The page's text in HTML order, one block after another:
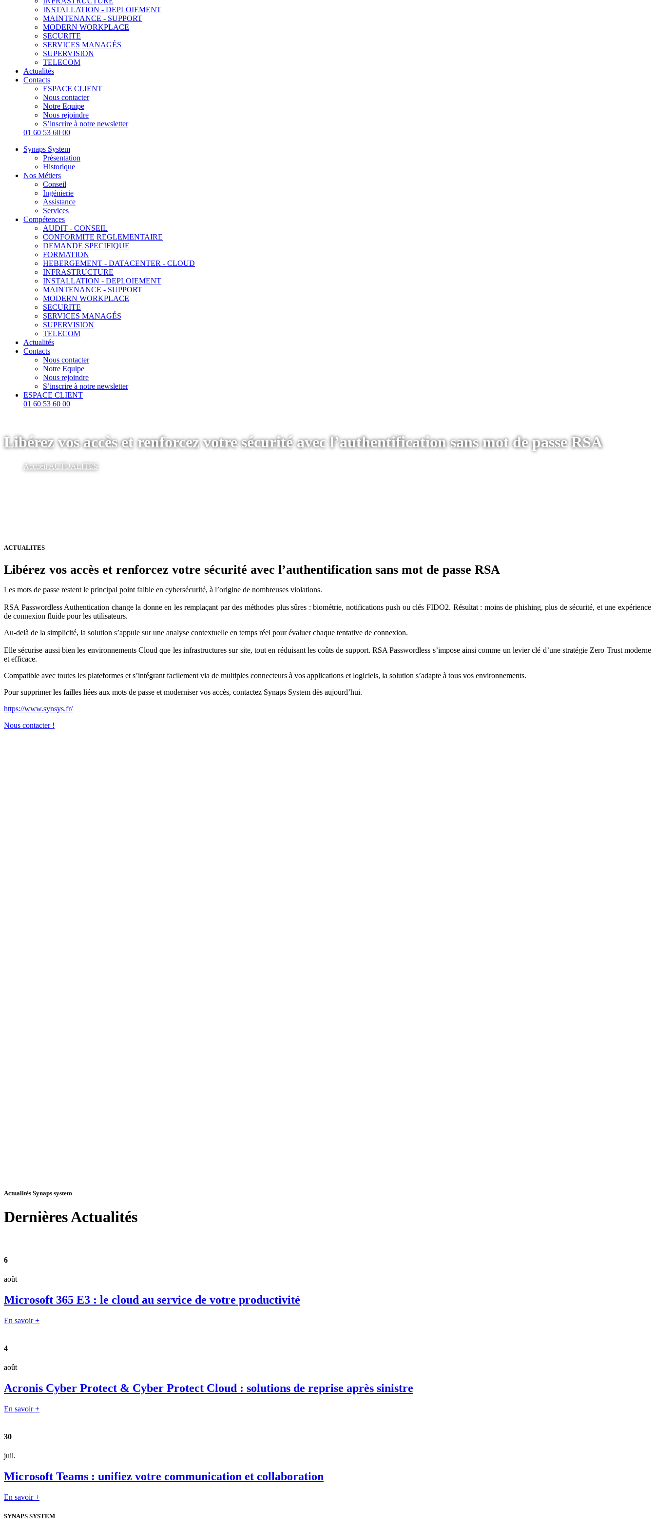
INSTALLATION - DEPLOIEMENT
MAINTENANCE - SUPPORT
MODERN WORKPLACE
SECURITE
SERVICES MANAGÉS
SUPERVISION
TELECOM
Actualités
Contacts
ESPACE CLIENT
Nous contacter
Notre Equipe
Nous rejoindre
S’inscrire à notre newsletter
01 60 53 60 00
Synaps System
Présentation
Historique
Nos Métiers
Conseil
Ingénierie
Assistance
Services
Compétences
AUDIT - CONSEIL
CONFORMITE REGLEMENTAIRE
DEMANDE SPECIFIQUE
FORMATION
HEBERGEMENT - DATACENTER - CLOUD
INFRASTRUCTURE
INSTALLATION - DEPLOIEMENT
MAINTENANCE - SUPPORT
MODERN WORKPLACE
SECURITE
SERVICES MANAGÉS
SUPERVISION
TELECOM
Actualités
Contacts
Nous contacter
Notre Equipe
Nous rejoindre
S’inscrire à notre newsletter
ESPACE CLIENT
01 60 53 60 00
Libérez vos accès et renforcez votre sécurité avec l’authentification sans mot de passe RSA
AccueilACTUALITES
ACTUALITES
Libérez vos accès et renforcez votre sécurité avec l’authentification sans mot de passe RSA
Les mots de passe restent le principal point faible en cybersécurité, à l’origine de nombreuses violations.
RSA Passwordless Authentication change la donne en les remplaçant par des méthodes plus sûres : biométrie, notifications push ou clés FIDO2. Résultat : moins de phishing, plus de sécurité, et une expérience
de connexion fluide pour les utilisateurs.
Au-delà de la simplicité, la solution s’appuie sur une analyse contextuelle en temps réel pour évaluer chaque tentative de connexion.
Elle sécurise aussi bien les environnements Cloud que les infrastructures sur site, tout en réduisant les coûts de support. RSA Passwordless s’impose ainsi comme un levier clé d’une stratégie Zero Trust moderne
et efficace.
Compatible avec toutes les plateformes et s’intégrant facilement via de multiples connecteurs à vos applications et logiciels, la solution s’adapte à tous vos environnements.
Pour supprimer les failles liées aux mots de passe et moderniser vos accès, contactez Synaps System dès aujourd’hui.
https://www.synsys.fr/
Nous contacter !
Actualités Synaps system
DernièresActualités
6
août
Microsoft 365 E3 : le cloud au service de votre productivité
En savoir +
4
août
Acronis Cyber Protect & Cyber Protect Cloud : solutions de reprise après sinistre
En savoir +
30
juil.
Microsoft Teams : unifiez votre communication et collaboration
En savoir +
SYNAPS SYSTEM